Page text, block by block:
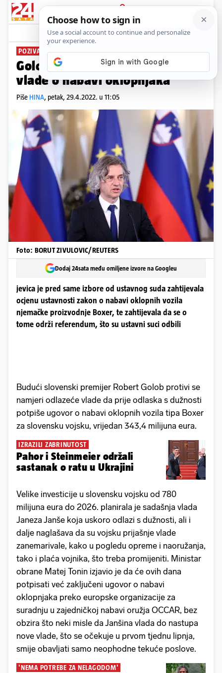
PRIJAVA
News Komentari
POZIVA NA SUZDRŽANOST
Golob protiv plana Janšine
vlade o nabavi oklopnjaka
Piše HINA, petak, 29.4.2022. u 11:05
Foto: BORUT ZIVULOVIC/REUTERS
Dodaj 24sata među omiljene izvore na Googleu
jevica je pred same izbore od ustavnog suda zahtijevala
ocjenu ustavnosti zakon o nabavi oklopnih vozila
njemačke proizvodnje Boxer, te zahtijevala da se o
tome održi referendum, što su ustavni suci odbili
Budući slovenski premijer Robert Golob protivi se
namjeri odlazeće vlade da prije odlaska s dužnosti
potpiše ugovor o nabavi oklopnih vozila tipa Boxer
za slovensku vojsku, vrijedan 343,4 milijuna eura.
IZRAZILI ZABRINUTOST
Pahor i Steinmeier održali
sastanak o ratu u Ukrajini
Velike investicije u slovensku vojsku od 780
milijuna eura do 2026. planirala je sadašnja vlada
Janeza Janše koja uskoro odlazi s dužnosti, ali i
dalje naglašava da su vojsku prijašnje vlade
zanemarivale, kako u pogledu opreme i naoružanja,
tako i plaća vojnika, što treba promijeniti. Ministar
obrane Matej Tonin izjavio je da će ovih dana
potpisati već zaključeni ugovor o nabavi
oklopnjaka preko europske organizacije za
suradnju u zajedničkoj nabavi oružja OCCAR, bez
obzira što neki misle da Janšina vlada do nastupa
nove vlade, što se očekuje u prvom tjednu lipnja,
smije obavljati samo neophodne tekuće poslove.
'NEMA POTREBE ZA NELAGODOM'